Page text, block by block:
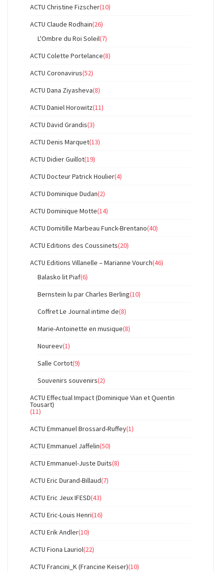
ACTU Christine Fizscher(10)
ACTU Claude Rodhain(26)
L'Ombre du Roi Soleil(7)
ACTU Colette Portelance(8)
ACTU Coronavirus(52)
ACTU Dana Ziyasheva(8)
ACTU Daniel Horowitz(11)
ACTU David Grandis(3)
ACTU Denis Marquet(13)
ACTU Didier Guillot(19)
ACTU Docteur Patrick Houlier(4)
ACTU Dominique Dudan(2)
ACTU Dominique Motte(14)
ACTU Domitille Marbeau Funck-Brentano(40)
ACTU Editions des Coussinets(20)
ACTU Editions Villanelle – Marianne Vourch(46)
Balasko lit Piaf(6)
Bernstein lu par Charles Berling(10)
Coffret Le Journal intime de(8)
Marie-Antoinette en musique(8)
Noureev(1)
Salle Cortot(9)
Souvenirs souvenirs(2)
ACTU Effectual Impact (Dominique Vian et Quentin
Tousart)
(11)
ACTU Emmanuel Brossard-Ruffey(1)
ACTU Emmanuel Jaffelin(50)
ACTU Emmanuel-Juste Duits(8)
ACTU Eric Durand-Billaud(7)
ACTU Eric Jeux IFESD(43)
ACTU Eric-Louis Henri(16)
ACTU Erik Andler(10)
ACTU Fiona Lauriol(22)
ACTU Francini_K (Francine Keiser)(10)